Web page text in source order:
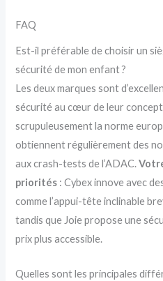
FAQ
Est-il préférable de choisir un
sécurité de mon enfant ?
Les deux marques sont
sécurité au cœur de leur
scrupuleusement la norme
obtiennent régulièrement des
aux crash-tests de l’ADAC.
priorités : Cybex innove avec
comme l’appui-tête inclinable
tandis que Joie propose une
prix plus accessible.
Quelles sont les principales